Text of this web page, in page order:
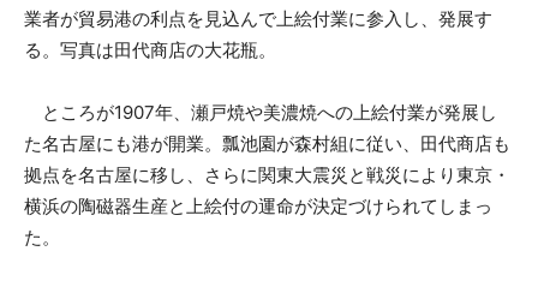
業者が貿易港の利点を見込んで上絵付業に参入し、発展す
る。写真は田代商店の大花瓶。
ところが1907年、瀬戸焼や美濃焼への上絵付業が発展し
た名古屋にも港が開業。瓢池園が森村組に従い、田代商店も
拠点を名古屋に移し、さらに関東大震災と戦災により東京・
横浜の陶磁器生産と上絵付の運命が決定づけられてしまっ
た。